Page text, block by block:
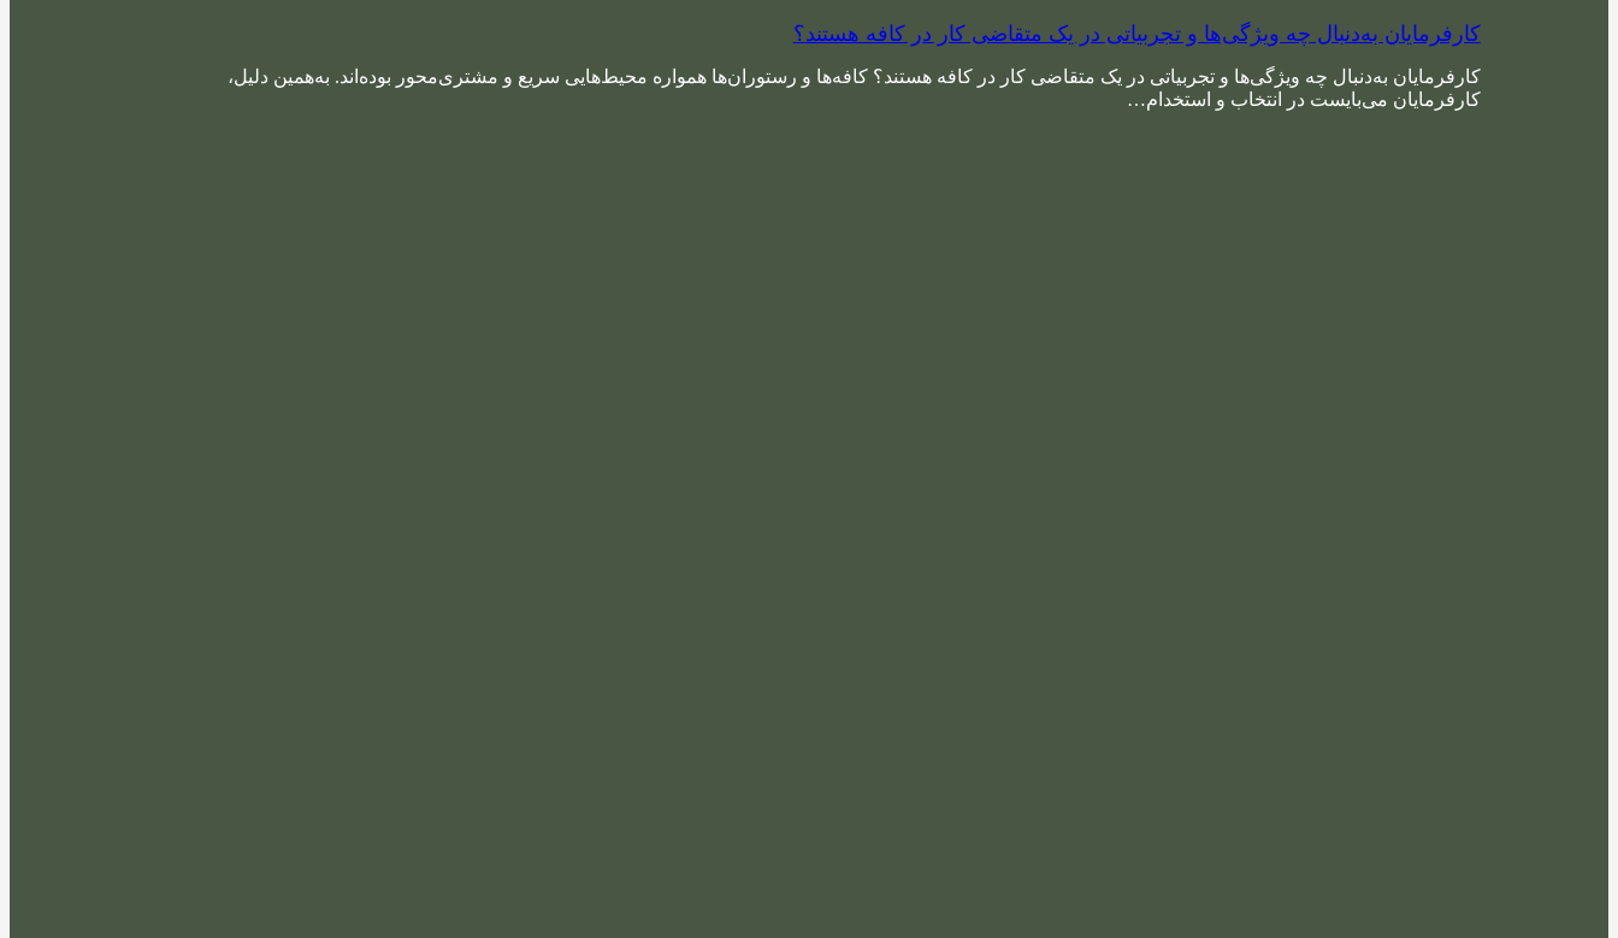
کارفرمایان به‌دنبال چه ویژگی‌ها و تجربیاتی در یک متقاضی کار در کافه هستند؟
کارفرمایان به‌دنبال چه ویژگی‌ها و تجربیاتی در یک متقاضی کار در کافه هستند؟ کافه‌ها و رستوران‌ها همواره محیط‌هایی سریع و مشتری‌محور بوده‌اند. به‌همین دلیل،
کارفرمایان می‌بایست در انتخاب و استخدام…